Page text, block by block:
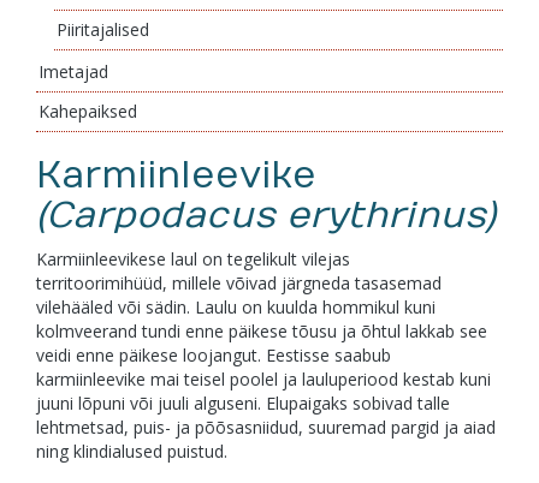
Piiritajalised
Imetajad
Kahepaiksed
Karmiinleevike
(Carpodacus erythrinus)
Karmiinleevikese laul on tegelikult vilejas
territoorimihüüd, millele võivad järgneda tasasemad
vilehääled või sädin. Laulu on kuulda hommikul kuni
kolmveerand tundi enne päikese tõusu ja õhtul lakkab see
veidi enne päikese loojangut. Eestisse saabub
karmiinleevike mai teisel poolel ja lauluperiood kestab kuni
juuni lõpuni või juuli alguseni. Elupaigaks sobivad talle
lehtmetsad, puis- ja põõsasniidud, suuremad pargid ja aiad
ning klindialused puistud.